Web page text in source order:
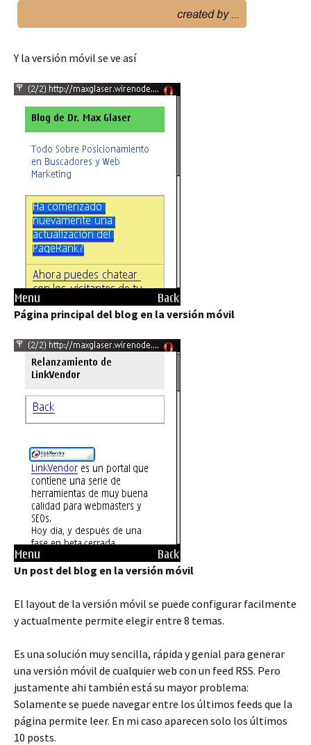
Y la versión móvil se ve así
Página principal del blog en la versión móvil
Un post del blog en la versión móvil
El layout de la versión móvil se puede configurar facilmente
y actualmente permite elegir entre 8 temas.
Es una solución muy sencilla, rápida y genial para generar
una versión móvil de cualquier web con un feed RSS. Pero
justamente ahi también está su mayor problema:
Solamente se puede navegar entre los últimos feeds que la
página permite leer. En mi caso aparecen solo los últimos
10 posts.